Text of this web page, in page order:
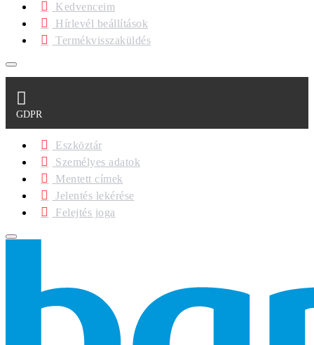
Kedvenceim
Hírlevél beállítások
Termékvisszaküldés
GDPR
Eszköztár
Személyes adatok
Mentett címek
Jelentés lekérése
Felejtés joga